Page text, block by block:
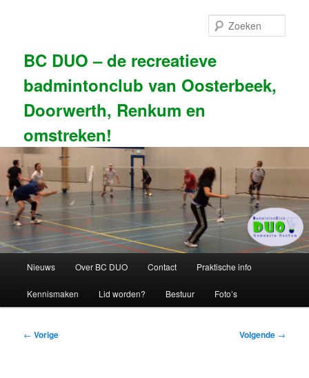
inhoudBC DUO – de recreatieve
badmintonclub van Oosterbeek,
Doorwerth, Renkum en
omstreken!
Nieuws Over BC DUO Contact Praktische info
Kennismaken Lid worden? Bestuur Foto’s
Bericht
← Vorige Volgende →